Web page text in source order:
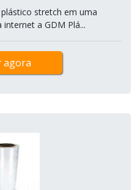
stretch em uma
a GDM Plá...
agora